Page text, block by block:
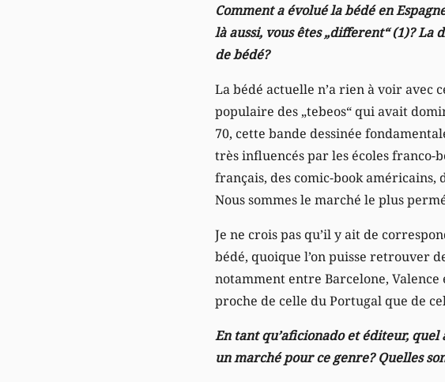
Comment a évolué la bédé en
là aussi, vous êtes „different“ (1)? La
de bédé?
La bédé actuelle n’a rien à voir avec
populaire des „tebeos“ qui avait
70, cette bande dessinée
très influencés par les écoles franco-
français, des comic-book américains,
Nous sommes le marché le plus
Je ne crois pas qu’il y ait de
bédé, quoique l’on puisse retrouver
notamment entre Barcelone,
proche de celle du Portugal que de
En tant qu’aficionado et éditeur,
un marché pour ce genre? Quelles